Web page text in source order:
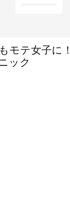
モテ女子に
ック